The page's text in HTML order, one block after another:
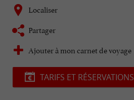
Localiser
Partager
Ajouter à mon carnet de voyage
TARIFS ET RÉSERVATIONS